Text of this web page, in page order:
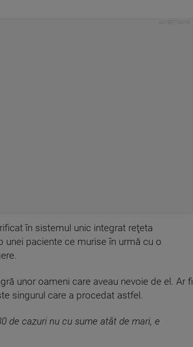
în sistemul unic integrat reţeta
paciente ce murise în urmă cu o
unor oameni care aveau nevoie de el. Ar fi
singurul care a procedat astfel.
de cazuri nu cu sume atât de mari, e